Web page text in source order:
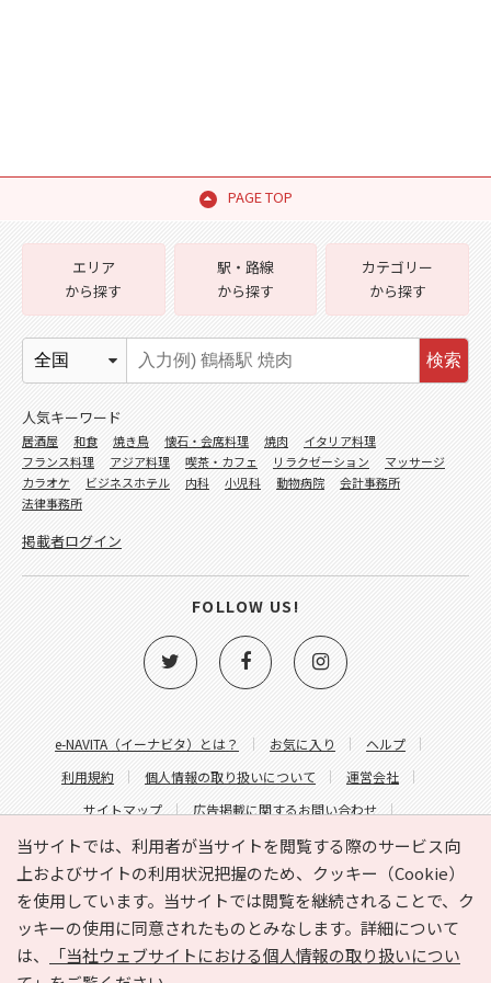
PAGE TOP
当サイトでは、利用者が当サイトを閲覧する際のサービス向
上およびサイトの利用状況把握のため、クッキー（Cookie）
を使用しています。当サイトでは閲覧を継続されることで、ク
ッキーの使用に同意されたものとみなします。詳細について
は、
「当社ウェブサイトにおける個人情報の取り扱いについ
e-NAVITA（イーナビタ）とは？ お気に入り
ヘルプ
利用規約
個人情報の取り扱いについて
運営会社
サイトマップ
広告掲載に関するお問い合わせ
サイトの内容に関するお問い合わせ
エリア
から探す
駅・路線
から探す
カテゴリー
から探す
検索
人気キーワード
居酒屋 和食 焼き鳥 懐石・会席料理 焼肉
イタリア料理
フランス料理
アジア料理 喫茶・カフェ リラクゼーション
マッサージ
カラオケ
ビジネスホテル 内科 小児科 動物病院
会計事務所
法律事務所
掲載者ログイン
FOLLOW US!